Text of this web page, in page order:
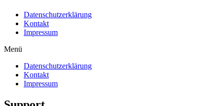
Datenschutzerklärung
Kontakt
Impressum
Menü
Datenschutzerklärung
Kontakt
Impressum